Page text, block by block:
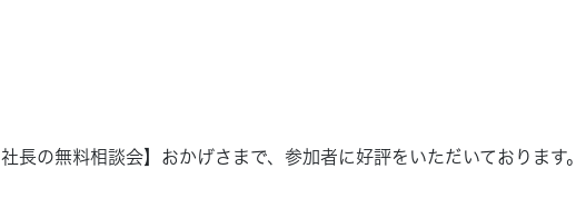
長の無料相談会】おかげさまで、参加者に好評をいただいております。